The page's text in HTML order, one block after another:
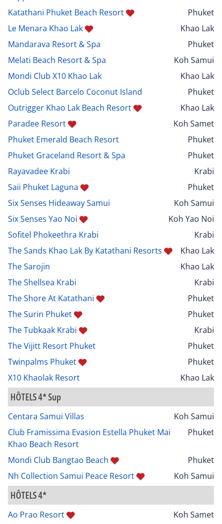
Katathani Phuket Beach Resort
Phuket
Le Menara Khao Lak
Khao Lak
Mandarava Resort & Spa
Phuket
Melati Beach Resort & Spa
Koh Samui
Mondi Club X10 Khao Lak
Khao Lak
Oclub Select Barcelo Coconut Island
Phuket
Outrigger Khao Lak Beach Resort
Khao Lak
Paradee Resort
Koh Samet
Phuket Emerald Beach Resort
Phuket
Phuket Graceland Resort & Spa
Phuket
Rayavadee Krabi
Krabi
Saii Phuket Laguna
Phuket
Six Senses Hideaway Samui
Koh Samui
Six Senses Yao Noi
Koh Yao Noi
Sofitel Phokeethra Krabi
Krabi
The Sands Khao Lak By Katathani Resorts
Khao Lak
The Sarojin
Khao Lak
The Shellsea Krabi
Krabi
The Shore At Katathani
Phuket
The Surin Phuket
Phuket
The Tubkaak Krabi
Krabi
The Vijitt Resort Phuket
Phuket
Twinpalms Phuket
Phuket
X10 Khaolak Resort
Khao Lak
HÔTELS 4* Sup
Centara Samui Villas
Koh Samui
Club Framissima Evasion Estella Phuket Mai
Khao Beach Resort
Phuket
Mondi Club Bangtao Beach
Phuket
Nh Collection Samui Peace Resort
Koh Samui
HÔTELS 4*
Ao Prao Resort
Koh Samet